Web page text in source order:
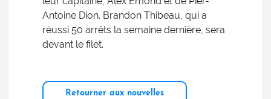
Antoine Dion. Brandon Thibeau, qui a
réussi 50 arrêts la semaine dernière, sera
devant le filet.
Retourner aux nouvelles